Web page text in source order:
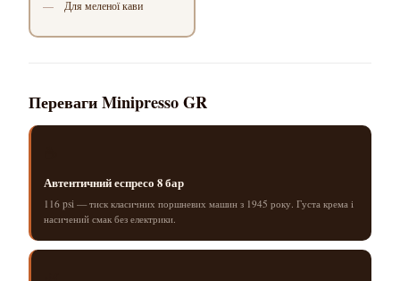
Для меленої кави
Переваги Minipresso GR
Автентичний еспресо 8 бар
116 psi — тиск класичних поршневих машин з 1945 року. Густа крема і
насичений смак без електрики.